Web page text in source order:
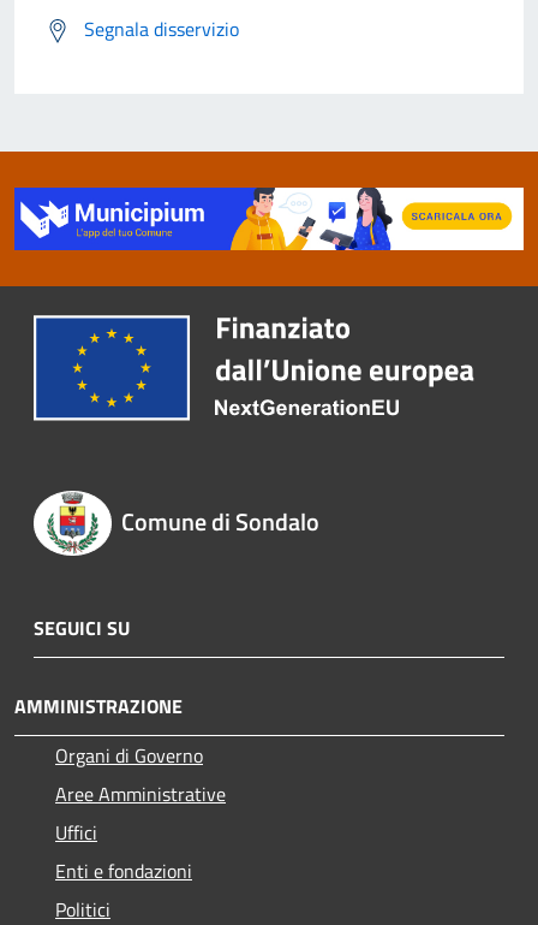
Segnala disservizio
Comune di Sondalo
SEGUICI SU
AMMINISTRAZIONE
Organi di Governo
Aree Amministrative
Uffici
Enti e fondazioni
Politici